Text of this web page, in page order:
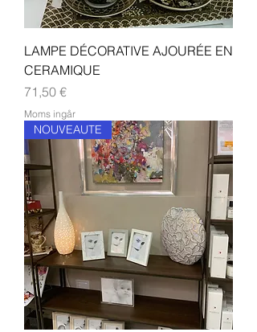
LAMPE DÉCORATIVE AJOURÉE EN
CERAMIQUE
Pris
71,50 €
Moms ingår
NOUVEAUTE